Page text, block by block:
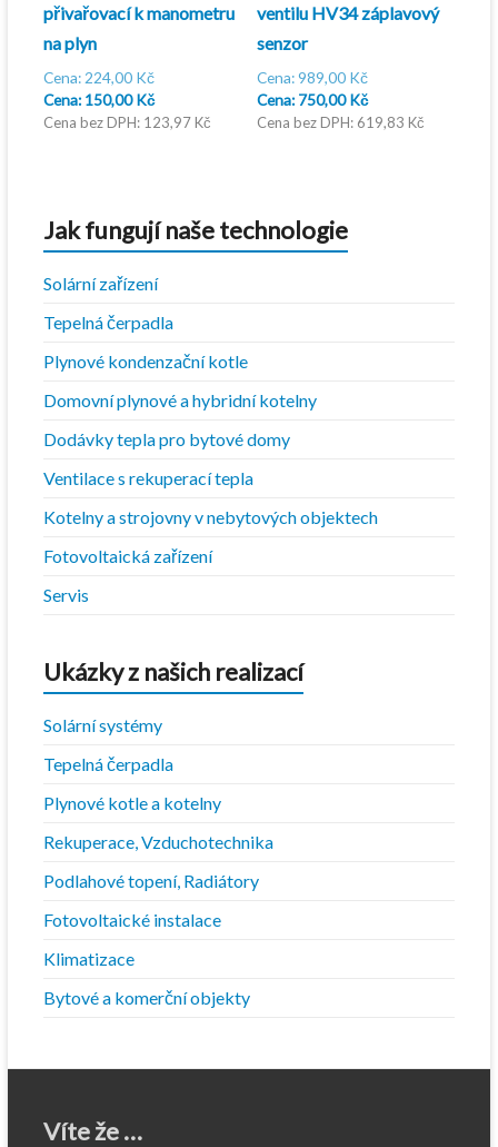
přivařovací k manometru
na plyn
224,00 KčPůvodní
cena
byla:
150,00KčAktuální
cena
123,97Kč
ventilu HV34 záplavový
senzor
989,00 KčPůvodní
cena
byla:
750,00KčAktuální
cena
619,83Kč
Jak fungují naše technologie
Solární zařízení
Tepelná čerpadla
Plynové kondenzační kotle
Domovní plynové a hybridní kotelny
Dodávky tepla pro bytové domy
Ventilace s rekuperací tepla
Kotelny a strojovny v nebytových objektech
Fotovoltaická zařízení
Servis
Ukázky z našich realizací
Solární systémy
Tepelná čerpadla
Plynové kotle a kotelny
Rekuperace, Vzduchotechnika
Podlahové topení, Radiátory
Fotovoltaické instalace
Klimatizace
Bytové a komerční objekty
Víte že …